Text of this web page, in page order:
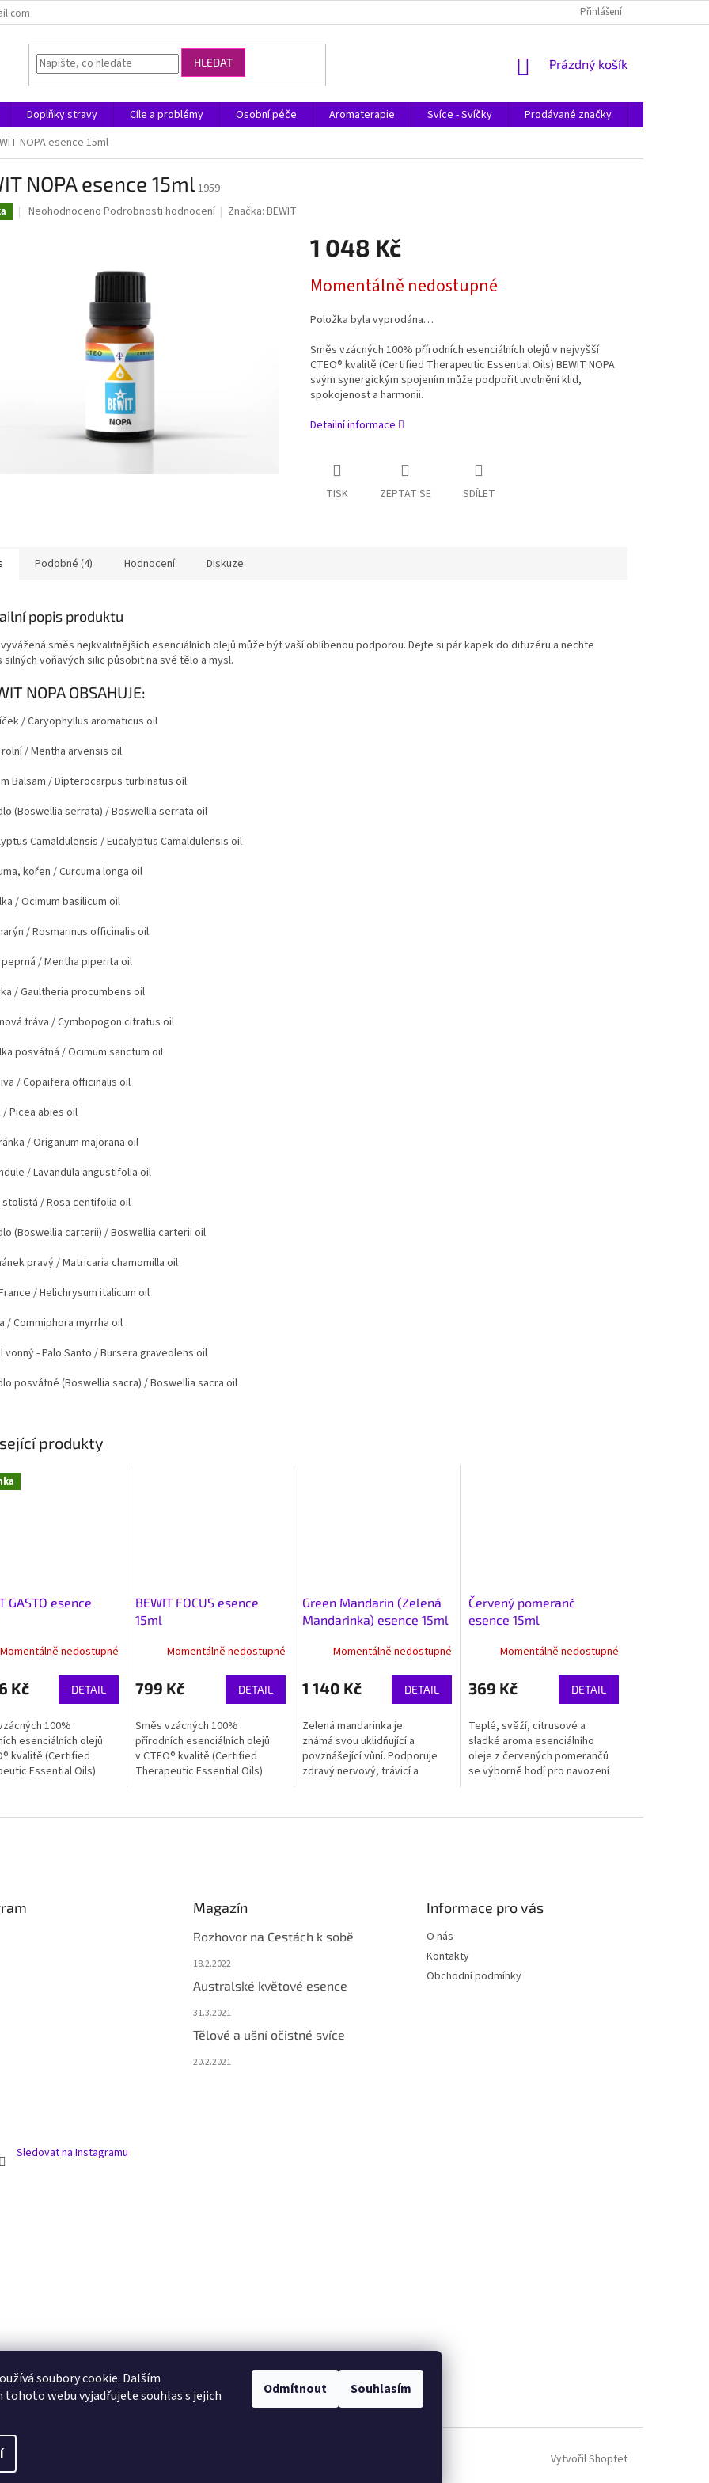
soubory cookie. Dalším
tohoto webu vyjadřujete souhlas s jejich
Odmítnout Souhlasím
Přihlášení
HLEDAT
NÁKUPNÍ
Prázdný košík
Doplňky stravy Cíle a problémy Osobní péče Aromaterapie Svíce - Svíčky Prodávané značky
NOPA esence 15ml
NOPA esence 15ml1959
Průměrné
Neohodnoceno Podrobnosti hodnocení Značka:BEWIT
1 048 Kč
cena:
Momentálně nedostupné
Položka byla vyprodána…
Směs vzácných 100% přírodních esenciálních olejů v nejvyšší
CTEO® kvalitě (Certified Therapeutic Essential Oils) BEWIT NOPA
svým synergickým spojením může podpořit uvolnění klid,
spokojenost a harmonii.
Detailní informace
TISK ZEPTAT SE SDÍLET
produkty
GASTO esence
Momentálně nedostupné
Kč DETAIL
100%
esenciálních olejů
kvalitě (Certified
Essential Oils)
BEWIT FOCUS esence
15ml
Momentálně nedostupné
799 Kč DETAIL
Směs vzácných 100%
přírodních esenciálních olejů
v CTEO® kvalitě (Certified
Therapeutic Essential Oils)
koncentraci, zaměření....
Green Mandarin (Zelená
Mandarinka) esence 15ml
Momentálně nedostupné
1 140 Kč DETAIL
Zelená mandarinka je
známá svou uklidňující a
povznášející vůní. Podporuje
zdravý nervový, trávicí a
Červený pomeranč
esence 15ml
Momentálně nedostupné
369 Kč DETAIL
Teplé, svěží, citrusové a
sladké aroma esenciálního
oleje z červených pomerančů
se výborně hodí pro navození
a své...
Podobné (4) Hodnocení Diskuze
popis produktu
směs nejkvalitnějších esenciálních olejů může být vaší oblíbenou podporou. Dejte si pár kapek do difuzéru a nechte
silných voňavých silic působit na své tělo a mysl.
NOPA OBSAHUJE:
/ Caryophyllus aromaticus oil
/ Mentha arvensis oil
Balsam / Dipterocarpus turbinatus oil
(Boswellia serrata) / Boswellia serrata oil
Camaldulensis / Eucalyptus Camaldulensis oil
kořen / Curcuma longa oil
/ Ocimum basilicum oil
/ Rosmarinus officinalis oil
/ Mentha piperita oil
/ Gaultheria procumbens oil
tráva / Cymbopogon citratus oil
posvátná / Ocimum sanctum oil
/ Copaifera officinalis oil
/ Picea abies oil
/ Origanum majorana oil
/ Lavandula angustifolia oil
stolistá / Rosa centifolia oil
(Boswellia carterii) / Boswellia carterii oil
pravý/ Matricaria chamomilla oil
/ Helichrysum italicum oil
/ Commiphora myrrha oil
vonný - Palo Santo / Bursera graveolens oil
posvátné (Boswellia sacra) / Boswellia sacra oil
Sledovat na Instagramu
Magazín
Rozhovor na Cestách k sobě
18.2.2022
Australské květové esence
31.3.2021
Tělové a ušní očistné svíce
20.2.2021
Informace pro vás
O nás
Kontakty
Obchodní podmínky
Vytvořil Shoptet